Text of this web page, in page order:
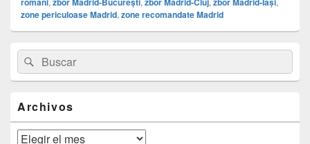
zone periculoase Madrid, zone recomandate Madrid
área
de
widget
lateral
primaria
Buscar
por:
Buscar
Archivos
Archivos